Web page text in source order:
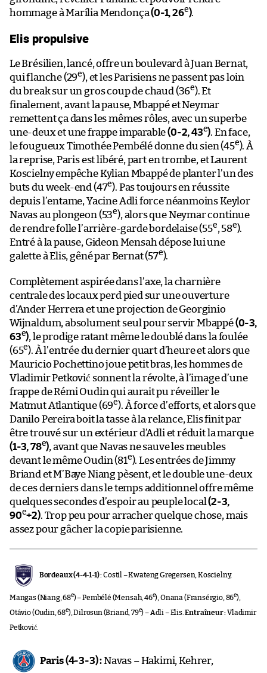
hommage à Marília Mendonça(0-1, 26e).
Elis propulsive
Le Brésilien, lancé, offre un boulevard à Juan Bernat,
qui flanche (29e), et les Parisiens ne passent pas loin
du break sur un gros coup de chaud (36e). Et
finalement, avant la pause, Mbappé et Neymar
remettent ça dans les mêmes rôles, avec un superbe
une-deux et une frappe imparable(0-2, 43e). En face,
le fougueux Timothée Pembélé donne du sien (45e). À
la reprise, Paris est libéré, part en trombe, et Laurent
Koscielny empêche Kylian Mbappé de planter l’un des
buts du week-end (47e). Pas toujours en réussite
depuis l’entame, Yacine Adli force néanmoins Keylor
Navas au plongeon (53e), alors que Neymar continue
de rendre folle l’arrière-garde bordelaise (55e, 58e).
Entré à la pause, Gideon Mensah dépose lui une
galette à Elis, gêné par Bernat (57e).
Complètement aspirée dans l’axe, la charnière
centrale des locaux perd pied sur une ouverture
d’Ander Herrera et une projection de Georginio
Wijnaldum, absolument seul pour servir Mbappé(0-3,
63e), le prodige ratant même le doublé dans la foulée
(65e). À l’entrée du dernier quart d’heure et alors que
Mauricio Pochettino joue petit bras, les hommes de
Vladimir Petković sonnent la révolte, à l’image d’une
frappe de Rémi Oudin qui aurait pu réveiller le
Matmut Atlantique (69e). À force d’efforts, et alors que
Danilo Pereira boit la tasse à la relance, Elis finit par
être trouvé sur un extérieur d’Adli et réduit la marque
(1-3, 78e), avant que Navas ne sauve les meubles
devant le même Oudin (81e). Les entrées de Jimmy
Briand et M’Baye Niang pèsent, et le double une-deux
de ces derniers dans le temps additionnel offre même
quelques secondes d’espoir au peuple local(2-3,
90e+2). Trop peu pour arracher quelque chose, mais
assez pour gâcher la copie parisienne.
Bordeaux (4-4-1-1) :Costil – Kwateng Gregersen, Koscielny,
Mangas (Niang, 68e) – Pembélé (Mensah, 46e), Onana (Fransérgio, 86e),
Otávio (Oudin, 68e), Dilrosun (Briand, 79e) – Adli – Elis.Entraîneur :Vladimir
Petković.
Paris (4-3-3) :Navas – Hakimi, Kehrer,